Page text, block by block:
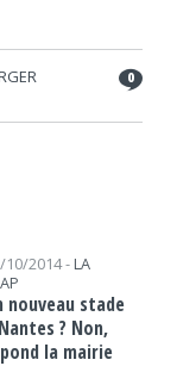
0
10/2014 - LA
nouveau stade
? Non,
la mairie